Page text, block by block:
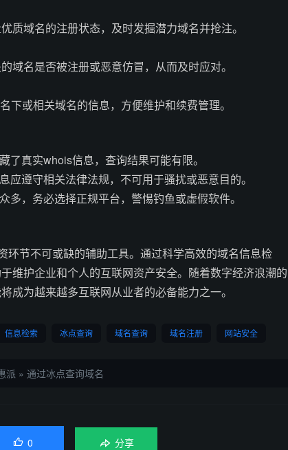
质域名的注册状态，及时发掘潜力域名并抢注。
域名是否被注册或恶意仿冒，从而及时应对。
下或相关域名的信息，方便维护和续费管理。
了真实whois信息，查询结果可能有限。
应遵守相关法律法规，不可用于骚扰或恶意目的。
多，务必选择正规平台，警惕钓鱼或虚假软件。
环节不可或缺的辅助工具。通过科学高效的域名信息检
维护企业和个人的互联网资产安全。随着数字经济浪潮的
成为越来越多互联网从业者的必备能力之一。
信息检索 冰点查询 域名查询 域名注册 网站安全
派 » 通过冰点查询域名
 0 分享